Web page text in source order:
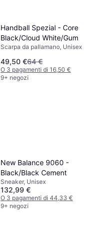
Handball Spezial - Core
Black/Cloud White/Gum
Scarpa da pallamano, Unisex
49,50 €64 €
O 3 pagamenti di 16,50 €
9+ negozi
New Balance 9060 -
Black/Black Cement
Sneaker, Unisex
132,99 €
O 3 pagamenti di 44,33 €
9+ negozi